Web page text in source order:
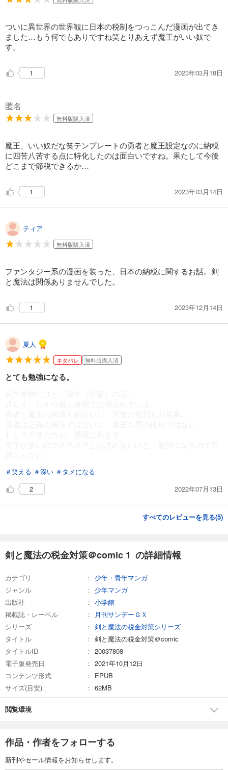
ついに異世界の世界観に日本の税制をつっこんだ漫画が出てき
ました…もう何でもありですね笑とりあえず魔王がいい奴で
す。
1 2023年03月18日
匿名
無料版購入済
魔王、いい奴だな笑テンプレートの勇者と魔王設定なのに納税
に四苦八苦する点に特化したのは面白いですね。果たして今後
どこまで節税できるか…
1 2023年03月14日
ティア
無料版購入済
ファンタジー系の漫画を装った、日本の納税に関するお話。剣
と魔法は関係ありませんでした。
1 2023年12月14日
夏人
ネタバレ 無料版購入済
とても勉強になる。
＃笑える ＃深い ＃タメになる
2
2022年07月13日
すべてのレビューを見る(5)
剣と魔法の税金対策＠comic 1 の詳細情報
カテゴリ
少年・青年マンガ
ジャンル
少年マンガ
出版社
小学館
掲載誌・レーベル
月刊サンデーＧＸ
シリーズ
剣と魔法の税金対策シリーズ
タイトル
剣と魔法の税金対策＠comic
タイトルID
20037808
電子版発売日
2021年10月12日
コンテンツ形式
EPUB
サイズ(目安)
62MB
閲覧環境
作品・作者をフォローする
新刊やセール情報をお知らせします。